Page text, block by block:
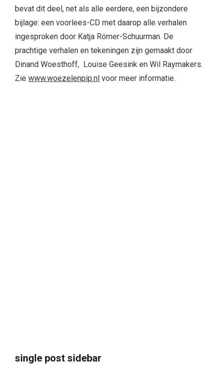
bevat dit deel, net als alle eerdere, een bijzondere
bijlage: een voorlees-CD met daarop alle verhalen
ingesproken door Katja Römer-Schuurman. De
prachtige verhalen en tekeningen zijn gemaakt door
Dinand Woesthoff, Louise Geesink en Wil Raymakers.
Zie www.woezelenpip.nl voor meer informatie.
single post sidebar